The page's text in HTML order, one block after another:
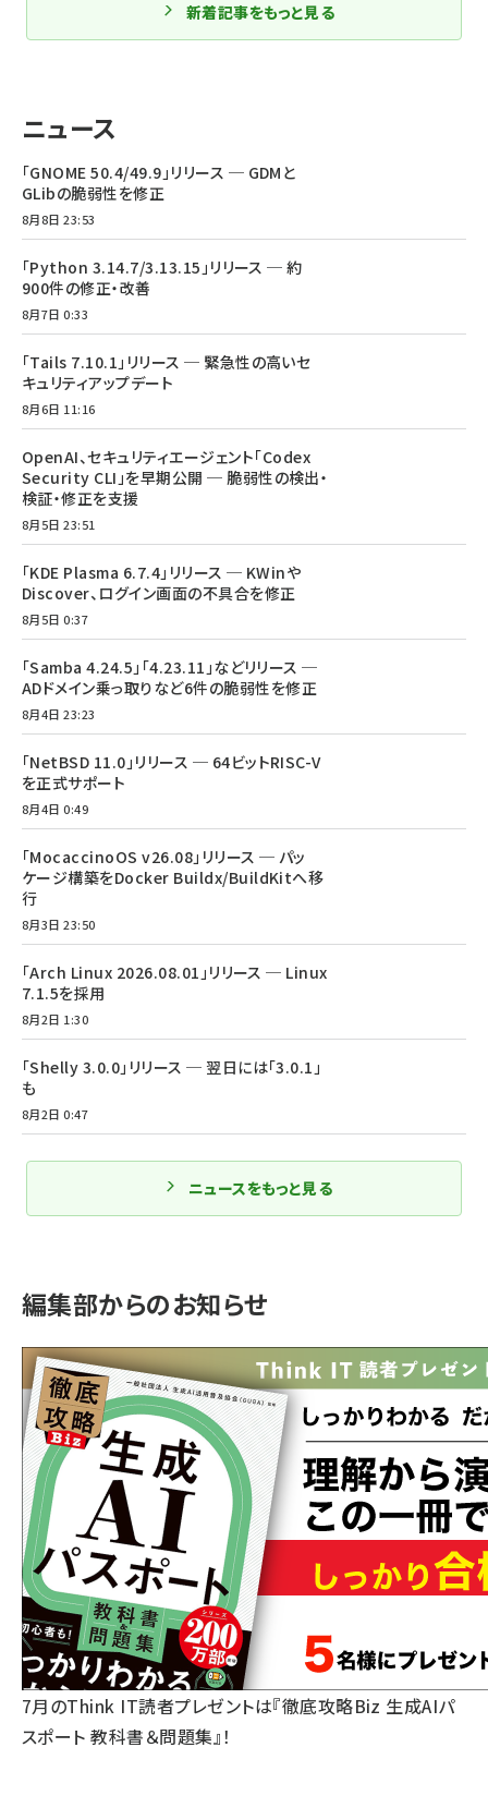
新着記事をもっと見る
ニュース
「GNOME 50.4/49.9」リリース ─ GDMと
GLibの脆弱性を修正
8月8日 23:53
「Python 3.14.7/3.13.15」リリース ─ 約
900件の修正・改善
8月7日 0:33
「Tails 7.10.1」リリース ─ 緊急性の高いセ
キュリティアップデート
8月6日 11:16
OpenAI、セキュリティエージェント「Codex
Security CLI」を早期公開 ─ 脆弱性の検出・
検証・修正を支援
8月5日 23:51
「KDE Plasma 6.7.4」リリース ─ KWinや
Discover、ログイン画面の不具合を修正
8月5日 0:37
「Samba 4.24.5」「4.23.11」などリリース ─
ADドメイン乗っ取りなど6件の脆弱性を修正
8月4日 23:23
「NetBSD 11.0」リリース ─ 64ビットRISC-V
を正式サポート
8月4日 0:49
「MocaccinoOS v26.08」リリース ─ パッ
ケージ構築をDocker Buildx/BuildKitへ移
行
8月3日 23:50
「Arch Linux 2026.08.01」リリース ─ Linux
7.1.5を採用
8月2日 1:30
「Shelly 3.0.0」リリース ─ 翌日には「3.0.1」
も
8月2日 0:47
ニュースをもっと見る
編集部からのお知らせ
7月のThink IT読者プレゼントは『徹底攻略Biz 生成AIパ
スポート 教科書＆問題集』！